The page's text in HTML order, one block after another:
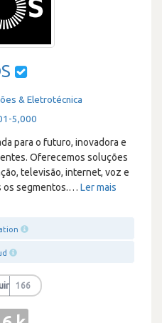
& Eletrotécnica
5,000
para o futuro, inovadora e
Oferecemos soluções
televisão, internet, voz e
os segmentos.… Ler mais
166